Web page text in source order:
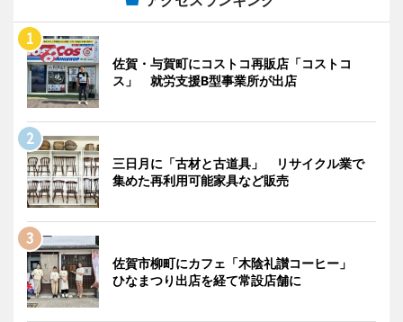
佐賀・与賀町にコストコ再販店「コストコ
ス」 就労支援B型事業所が出店
三日月に「古材と古道具」 リサイクル業で
集めた再利用可能家具など販売
佐賀市柳町にカフェ「木陰礼讃コーヒー」
ひなまつり出店を経て常設店舗に